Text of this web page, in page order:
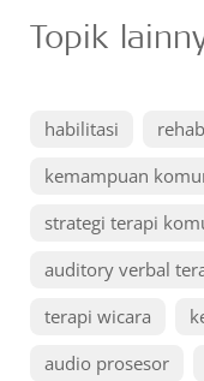
Topik
habilitasi
kemampuan
strategi terapi
auditory verbal
terapi wicara
audio prosesor